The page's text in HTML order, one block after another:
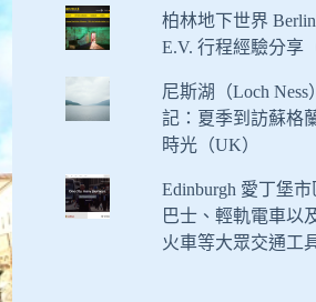
柏林地下世界
E.V. 行程經驗分享
尼斯湖（Loch
記：夏季到訪蘇格
時光（UK）
Edinburgh 愛丁堡市
巴士、輕軌電車以
火車等大眾交通工